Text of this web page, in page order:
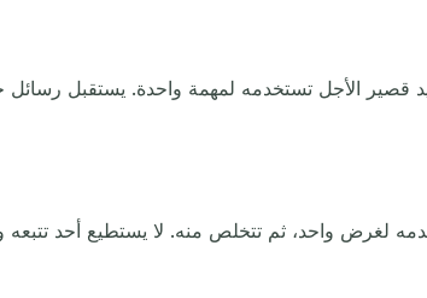
قصير الأجل تستخدمه لمهمة واحدة. يستقبل رسائل
لغرض واحد، ثم تتخلص منه. لا يستطيع أحد تتبعه